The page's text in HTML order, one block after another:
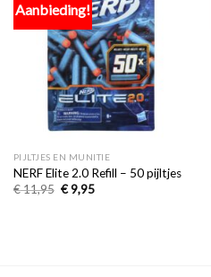
Aanbieding!
Toevoegen
aan
verlanglijst
PIJLTJES EN MUNITIE
NERF Elite 2.0 Refill – 50 pijltjes
€11,95 €9,95